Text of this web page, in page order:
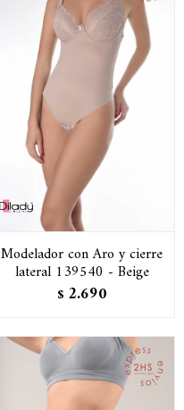
Modelador con Aro y cierre
lateral 139540 - Beige
$ 2.690